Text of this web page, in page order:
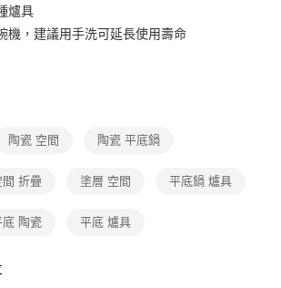
星展（台灣）商業銀行
爐具
機，建議用手洗可延長使用壽命
陶瓷 空間 陶瓷 平底鍋
間 折疊 塗層 空間 平底鍋 爐具
底 陶瓷 平底 爐具